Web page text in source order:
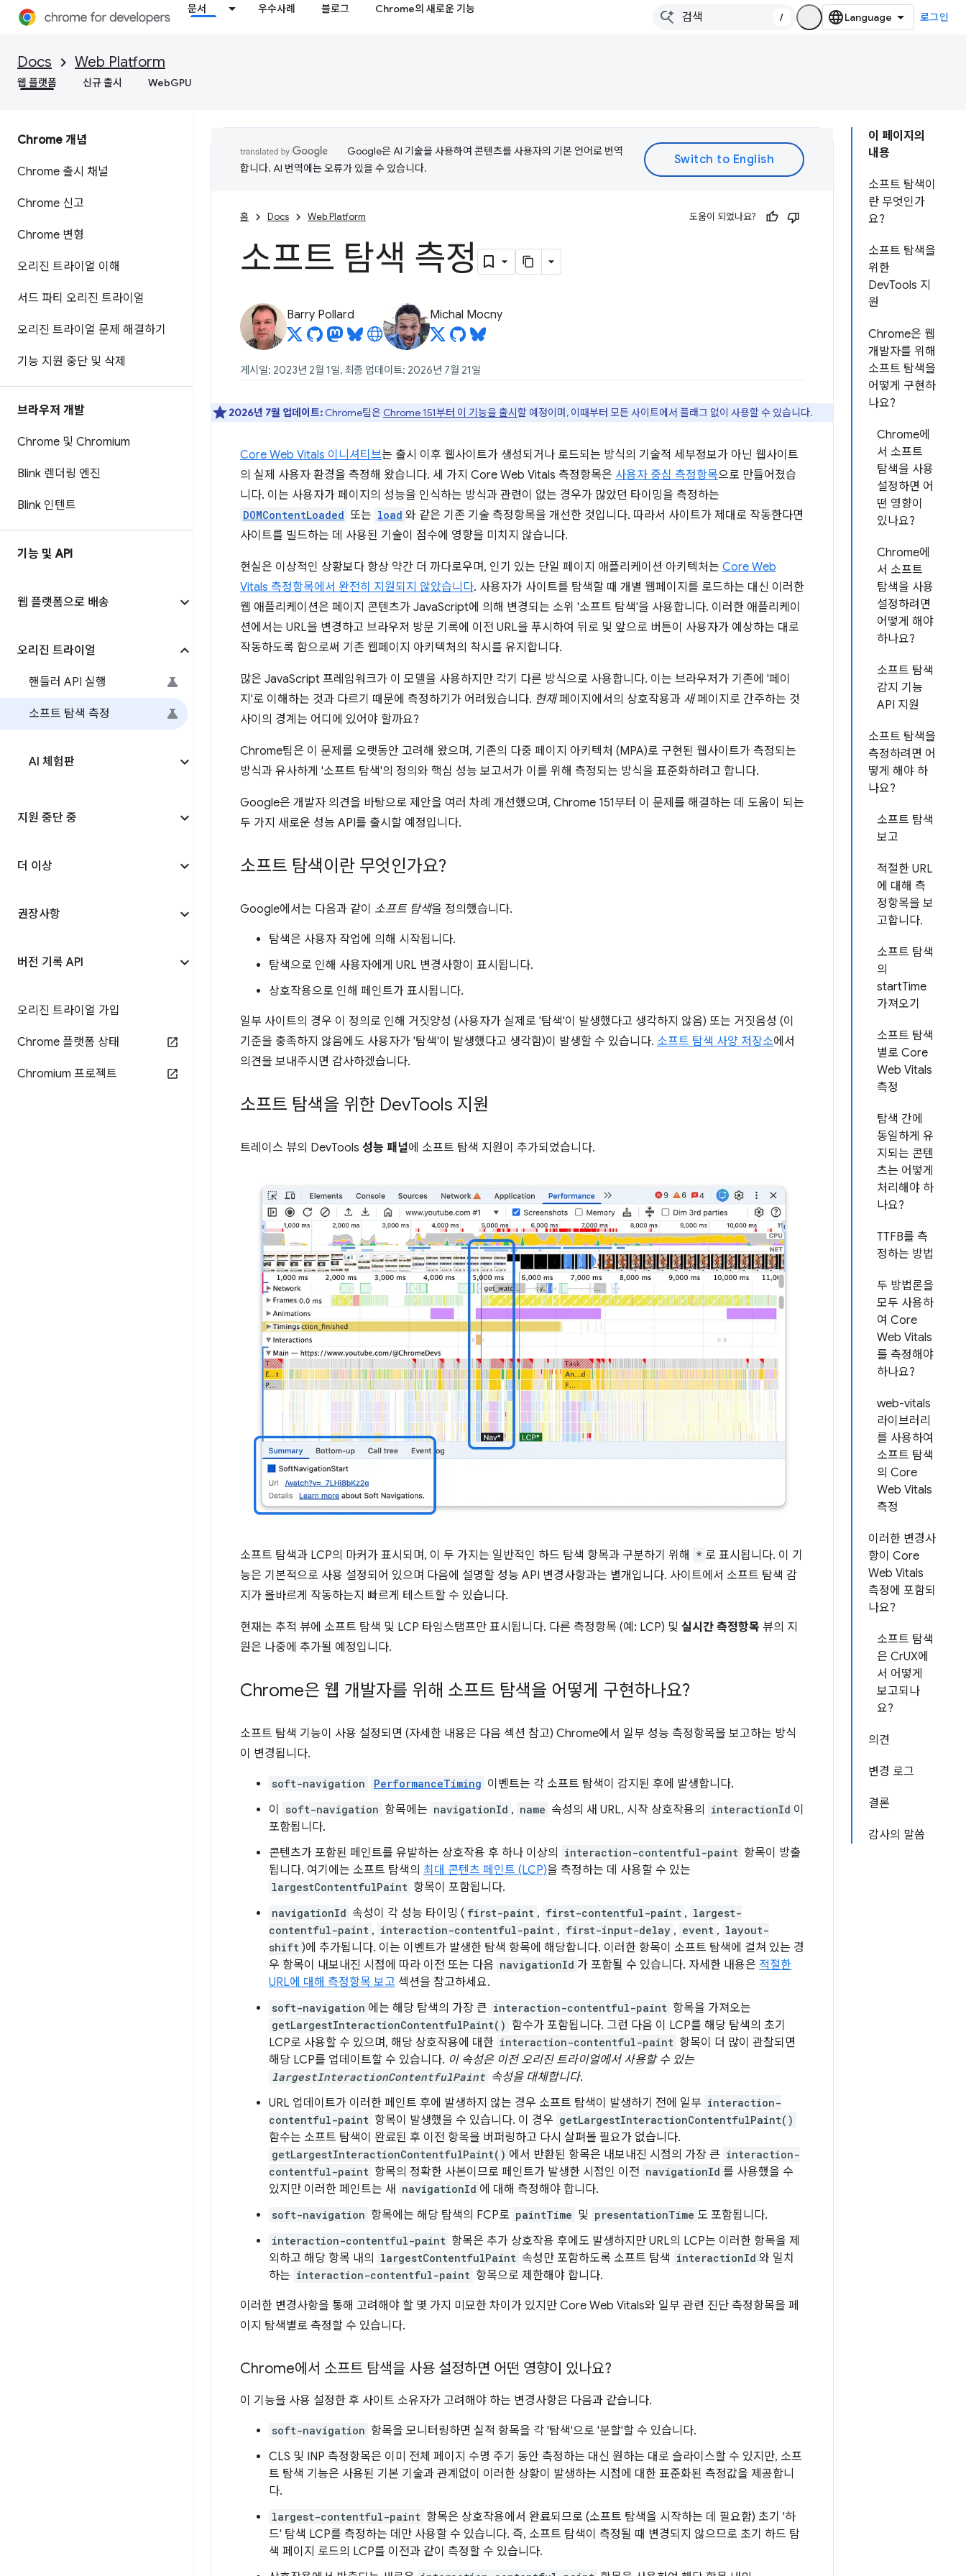
문서 우수사례 블로그 Chrome의 새로운 기능
/ 로그인
Docs Web Platform
웹 플랫폼 신규 출시 WebGPU
Chrome 개념
Chrome 출시 채널
Chrome 신고
Chrome 변형
오리진 트라이얼 이해
서드 파티 오리진 트라이얼
오리진 트라이얼 문제 해결하기
기능 지원 중단 및 삭제
브라우저 개발
Chrome 및 Chromium
Blink 렌더링 엔진
Blink 인텐트
기능 및 API
웹 플랫폼으로 배송
오리진 트라이얼
핸들러 API 실행
소프트 탐색 측정
AI 체험판
지원 중단 중
더 이상
권장사항
버전 기록 API
오리진 트라이얼 가입
Chrome 플랫폼 상태
Chromium 프로젝트
이 페이지의
내용
소프트 탐색이
란 무엇인가
요?
소프트 탐색을
위한
DevTools 지
원
Chrome은 웹
개발자를 위해
소프트 탐색을
어떻게 구현하
나요?
Chrome에
서 소프트
탐색을 사용
설정하면 어
떤 영향이
있나요?
Chrome에
서 소프트
탐색을 사용
설정하려면
어떻게 해야
하나요?
소프트 탐색
감지 기능
API 지원
소프트 탐색을
측정하려면 어
떻게 해야 하
나요?
소프트 탐색
보고
적절한 URL
에 대해 측
정항목을 보
고합니다.
소프트 탐색
의
startTime
가져오기
소프트 탐색
별로 Core
Web Vitals
측정
탐색 간에
동일하게 유
지되는 콘텐
츠는 어떻게
처리해야 하
나요?
TTFB를 측
정하는 방법
두 방법론을
모두 사용하
여 Core
Web Vitals
를 측정해야
하나요?
web-vitals
라이브러리
를 사용하여
소프트 탐색
의 Core
Web Vitals
측정
이러한 변경사
항이 Core
Web Vitals
측정에 포함되
나요?
소프트 탐색
은 CrUX에
서 어떻게
보고되나
요?
의견
변경 로그
결론
감사의 말씀
Google은 AI 기술을 사용하여 콘텐츠를 사용자의 기본 언어로 번역
합니다. AI 번역에는 오류가 있을 수 있습니다.
홈 Docs Web Platform 도움이 되었나요?
소프트 탐색 측정
Barry Pollard Michal Mocny
게시일: 2023년 2월 1일, 최종 업데이트: 2026년 7월 21일
2026년 7월 업데이트: Chrome팀은 Chrome 151부터 이 기능을 출시할 예정이며, 이때부터 모든 사이트에서 플래그 없이 사용할 수 있습니다.
Core Web Vitals 이니셔티브는 출시 이후 웹사이트가 생성되거나 로드되는 방식의 기술적 세부정보가 아닌 웹사이트
의 실제 사용자 환경을 측정해 왔습니다. 세 가지 Core Web Vitals 측정항목은 사용자 중심 측정항목으로 만들어졌습
니다. 이는 사용자가 페이지의 성능을 인식하는 방식과 관련이 없는 경우가 많았던 타이밍을 측정하는
DOMContentLoaded 또는 load 와 같은 기존 기술 측정항목을 개선한 것입니다. 따라서 사이트가 제대로 작동한다면
사이트를 빌드하는 데 사용된 기술이 점수에 영향을 미치지 않습니다.
현실은 이상적인 상황보다 항상 약간 더 까다로우며, 인기 있는 단일 페이지 애플리케이션 아키텍처는 Core Web
Vitals 측정항목에서 완전히 지원되지 않았습니다. 사용자가 사이트를 탐색할 때 개별 웹페이지를 로드하는 대신 이러한
웹 애플리케이션은 페이지 콘텐츠가 JavaScript에 의해 변경되는 소위 '소프트 탐색'을 사용합니다. 이러한 애플리케이
션에서는 URL을 변경하고 브라우저 방문 기록에 이전 URL을 푸시하여 뒤로 및 앞으로 버튼이 사용자가 예상하는 대로
작동하도록 함으로써 기존 웹페이지 아키텍처의 착시를 유지합니다.
많은 JavaScript 프레임워크가 이 모델을 사용하지만 각기 다른 방식으로 사용합니다. 이는 브라우저가 기존에 '페이
지'로 이해하는 것과 다르기 때문에 측정하기가 어려웠습니다. 현재페이지에서의 상호작용과 새페이지로 간주하는 것
사이의 경계는 어디에 있어야 할까요?
Chrome팀은 이 문제를 오랫동안 고려해 왔으며, 기존의 다중 페이지 아키텍처 (MPA)로 구현된 웹사이트가 측정되는
방식과 유사하게 '소프트 탐색'의 정의와 핵심 성능 보고서가 이를 위해 측정되는 방식을 표준화하려고 합니다.
Google은 개발자 의견을 바탕으로 제안을 여러 차례 개선했으며, Chrome 151부터 이 문제를 해결하는 데 도움이 되는
두 가지 새로운 성능 API를 출시할 예정입니다.
소프트 탐색이란 무엇인가요?
Google에서는 다음과 같이 소프트 탐색을 정의했습니다.
탐색은 사용자 작업에 의해 시작됩니다.
탐색으로 인해 사용자에게 URL 변경사항이 표시됩니다.
상호작용으로 인해 페인트가 표시됩니다.
일부 사이트의 경우 이 정의로 인해 거짓양성 (사용자가 실제로 '탐색'이 발생했다고 생각하지 않음) 또는 거짓음성 (이
기준을 충족하지 않음에도 사용자가 '탐색'이 발생했다고 생각함)이 발생할 수 있습니다. 소프트 탐색 사양 저장소에서
의견을 보내주시면 감사하겠습니다.
소프트 탐색을 위한 DevTools 지원
트레이스 뷰의 DevTools 성능 패널에 소프트 탐색 지원이 추가되었습니다.
소프트 탐색과 LCP의 마커가 표시되며, 이 두 가지는 일반적인 하드 탐색 항목과 구분하기 위해 * 로 표시됩니다. 이 기
능은 기본적으로 사용 설정되어 있으며 다음에 설명할 성능 API 변경사항과는 별개입니다. 사이트에서 소프트 탐색 감
지가 올바르게 작동하는지 빠르게 테스트할 수 있습니다.
현재는 추적 뷰에 소프트 탐색 및 LCP 타임스탬프만 표시됩니다. 다른 측정항목 (예: LCP) 및 실시간 측정항목 뷰의 지
원은 나중에 추가될 예정입니다.
Chrome은 웹 개발자를 위해 소프트 탐색을 어떻게 구현하나요?
소프트 탐색 기능이 사용 설정되면 (자세한 내용은 다음 섹션 참고) Chrome에서 일부 성능 측정항목을 보고하는 방식
이 변경됩니다.
soft-navigation PerformanceTiming 이벤트는 각 소프트 탐색이 감지된 후에 발생합니다.
이
soft-navigation 항목에는 navigationId , name 속성의 새 URL, 시작 상호작용의 interactionId 이
포함됩니다.
콘텐츠가 포함된 페인트를 유발하는 상호작용 후 하나 이상의
interaction-contentful-paint 항목이 방출
됩니다. 여기에는 소프트 탐색의 최대 콘텐츠 페인트 (LCP)을 측정하는 데 사용할 수 있는
largestContentfulPaint 항목이 포함됩니다.
navigationId 속성이 각 성능 타이밍 ( first-paint , first-contentful-paint , largest-
contentful-paint , interaction-contentful-paint , first-input-delay , event , layout-
shift )에 추가됩니다. 이는 이벤트가 발생한 탐색 항목에 해당합니다. 이러한 항목이 소프트 탐색에 걸쳐 있는 경
우 항목이 내보내진 시점에 따라 이전 또는 다음 navigationId 가 포함될 수 있습니다. 자세한 내용은 적절한
URL에 대해 측정항목 보고 섹션을 참고하세요.
soft-navigation 에는 해당 탐색의 가장 큰 interaction-contentful-paint 항목을 가져오는
getLargestInteractionContentfulPaint() 함수가 포함됩니다. 그런 다음 이 LCP를 해당 탐색의 초기
LCP로 사용할 수 있으며, 해당 상호작용에 대한 interaction-contentful-paint 항목이 더 많이 관찰되면
해당 LCP를 업데이트할 수 있습니다. 이 속성은 이전 오리진 트라이얼에서 사용할 수 있는
largestInteractionContentfulPaint 속성을 대체합니다.
URL 업데이트가 이러한 페인트 후에 발생하지 않는 경우 소프트 탐색이 발생하기 전에 일부 interaction-
contentful-paint 항목이 발생했을 수 있습니다. 이 경우 getLargestInteractionContentfulPaint()
함수는 소프트 탐색이 완료된 후 이전 항목을 버퍼링하고 다시 살펴볼 필요가 없습니다.
getLargestInteractionContentfulPaint() 에서 반환된 항목은 내보내진 시점의 가장 큰 interaction-
contentful-paint 항목의 정확한 사본이므로 페인트가 발생한 시점인 이전 navigationId 를 사용했을 수
있지만 이러한 페인트는 새
navigationId 에 대해 측정해야 합니다.
soft-navigation 항목에는 해당 탐색의 FCP로 paintTime 및 presentationTime 도 포함됩니다.
interaction-contentful-paint 항목은 추가 상호작용 후에도 발생하지만 URL의 LCP는 이러한 항목을 제
외하고 해당 항목 내의
largestContentfulPaint 속성만 포함하도록 소프트 탐색 interactionId 와 일치
하는 interaction-contentful-paint 항목으로 제한해야 합니다.
이러한 변경사항을 통해 고려해야 할 몇 가지 미묘한 차이가 있지만 Core Web Vitals와 일부 관련 진단 측정항목을 페
이지 탐색별로 측정할 수 있습니다.
Chrome에서 소프트 탐색을 사용 설정하면 어떤 영향이 있나요?
이 기능을 사용 설정한 후 사이트 소유자가 고려해야 하는 변경사항은 다음과 같습니다.
soft-navigation 항목을 모니터링하면 실적 항목을 각 '탐색'으로 '분할'할 수 있습니다.
CLS 및 INP 측정항목은 이미 전체 페이지 수명 주기 동안 측정하는 대신 원하는 대로 슬라이스할 수 있지만, 소프
트 탐색 기능은 사용된 기본 기술과 관계없이 이러한 상황이 발생하는 시점에 대한 표준화된 측정값을 제공합니
다.
largest-contentful-paint 항목은 상호작용에서 완료되므로 (소프트 탐색을 시작하는 데 필요함) 초기 '하
드' 탐색 LCP를 측정하는 데만 사용할 수 있습니다. 즉, 소프트 탐색이 측정될 때 변경되지 않으므로 초기 하드 탐
색 페이지 로드의 LCP를 이전과 같이 측정할 수 있습니다.